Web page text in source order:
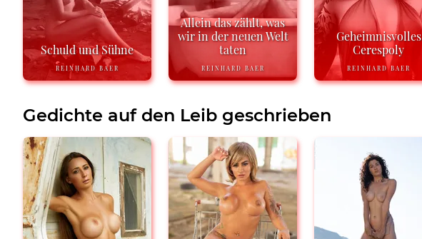
Schuld und Sühne
REINHARD BAER
Allein das zählt, was
wir in der neuen Welt
taten
REINHARD BAER
Geheimnisvolles
Cerespoly
REINHARD BAER
Gedichte auf den Leib geschrieben